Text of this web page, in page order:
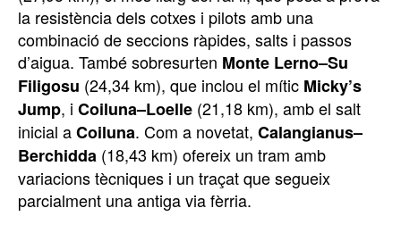
la resistència dels cotxes i pilots amb una
combinació de seccions ràpides, salts i passos
d’aigua. També sobresurten Monte Lerno–Su
Filigosu (24,34 km), que inclou el mític Micky’s
Jump, i Coiluna–Loelle (21,18 km), amb el salt
inicial aCoiluna. Com a novetat, Calangianus–
Berchidda (18,43 km) ofereix un tram amb
variacions tècniques i un traçat que segueix
parcialment una antiga via fèrria.